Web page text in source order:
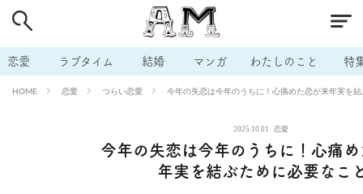
恋愛 ラブタイム 結婚 マンガ わたしのこと 特
HOME 恋愛 つらい恋愛 今年の失恋は今年のうちに！心痛めた恋が来年実を
2025.10.01 恋愛
今年の失恋は今年のうちに！心痛
年実を結ぶために必要なこ
# 男の本音 # セフレ # 不倫
# 出会う方法 # マッチングアプリ # ラブグッズ # 体の相